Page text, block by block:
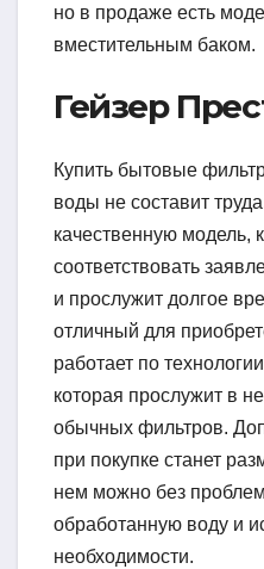
но в продаже есть
вместительным баком.
Гейзер
Купить бытовые
воды не составит
качественную модель,
соответствовать
и прослужит долгое
отличный для
работает по
которая прослужит в
обычных фильтров.
при покупке станет
нем можно без
обработанную воду и
необходимости.